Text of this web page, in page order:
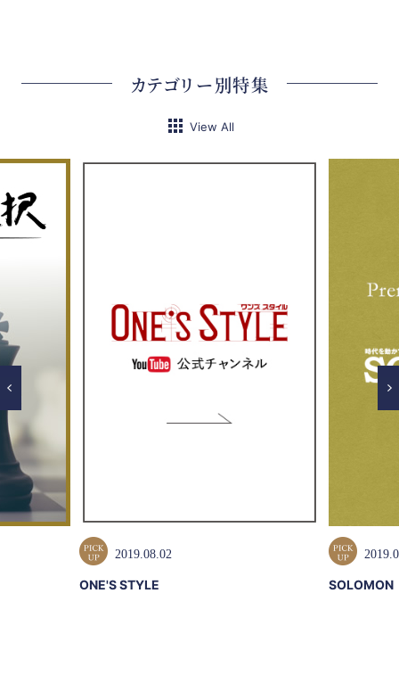
カテゴリー別特集
View All
2019.08.02
ONE'S STYLE SOLOMON